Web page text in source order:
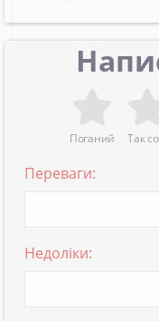
Поганий Так
Переваги:
Недоліки: